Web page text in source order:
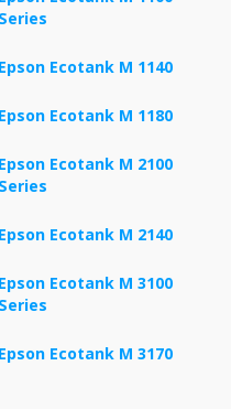
Series
Epson Ecotank M 1140
Epson Ecotank M 1180
Epson Ecotank M 2100
Series
Epson Ecotank M 2140
Epson Ecotank M 3100
Series
Epson Ecotank M 3170